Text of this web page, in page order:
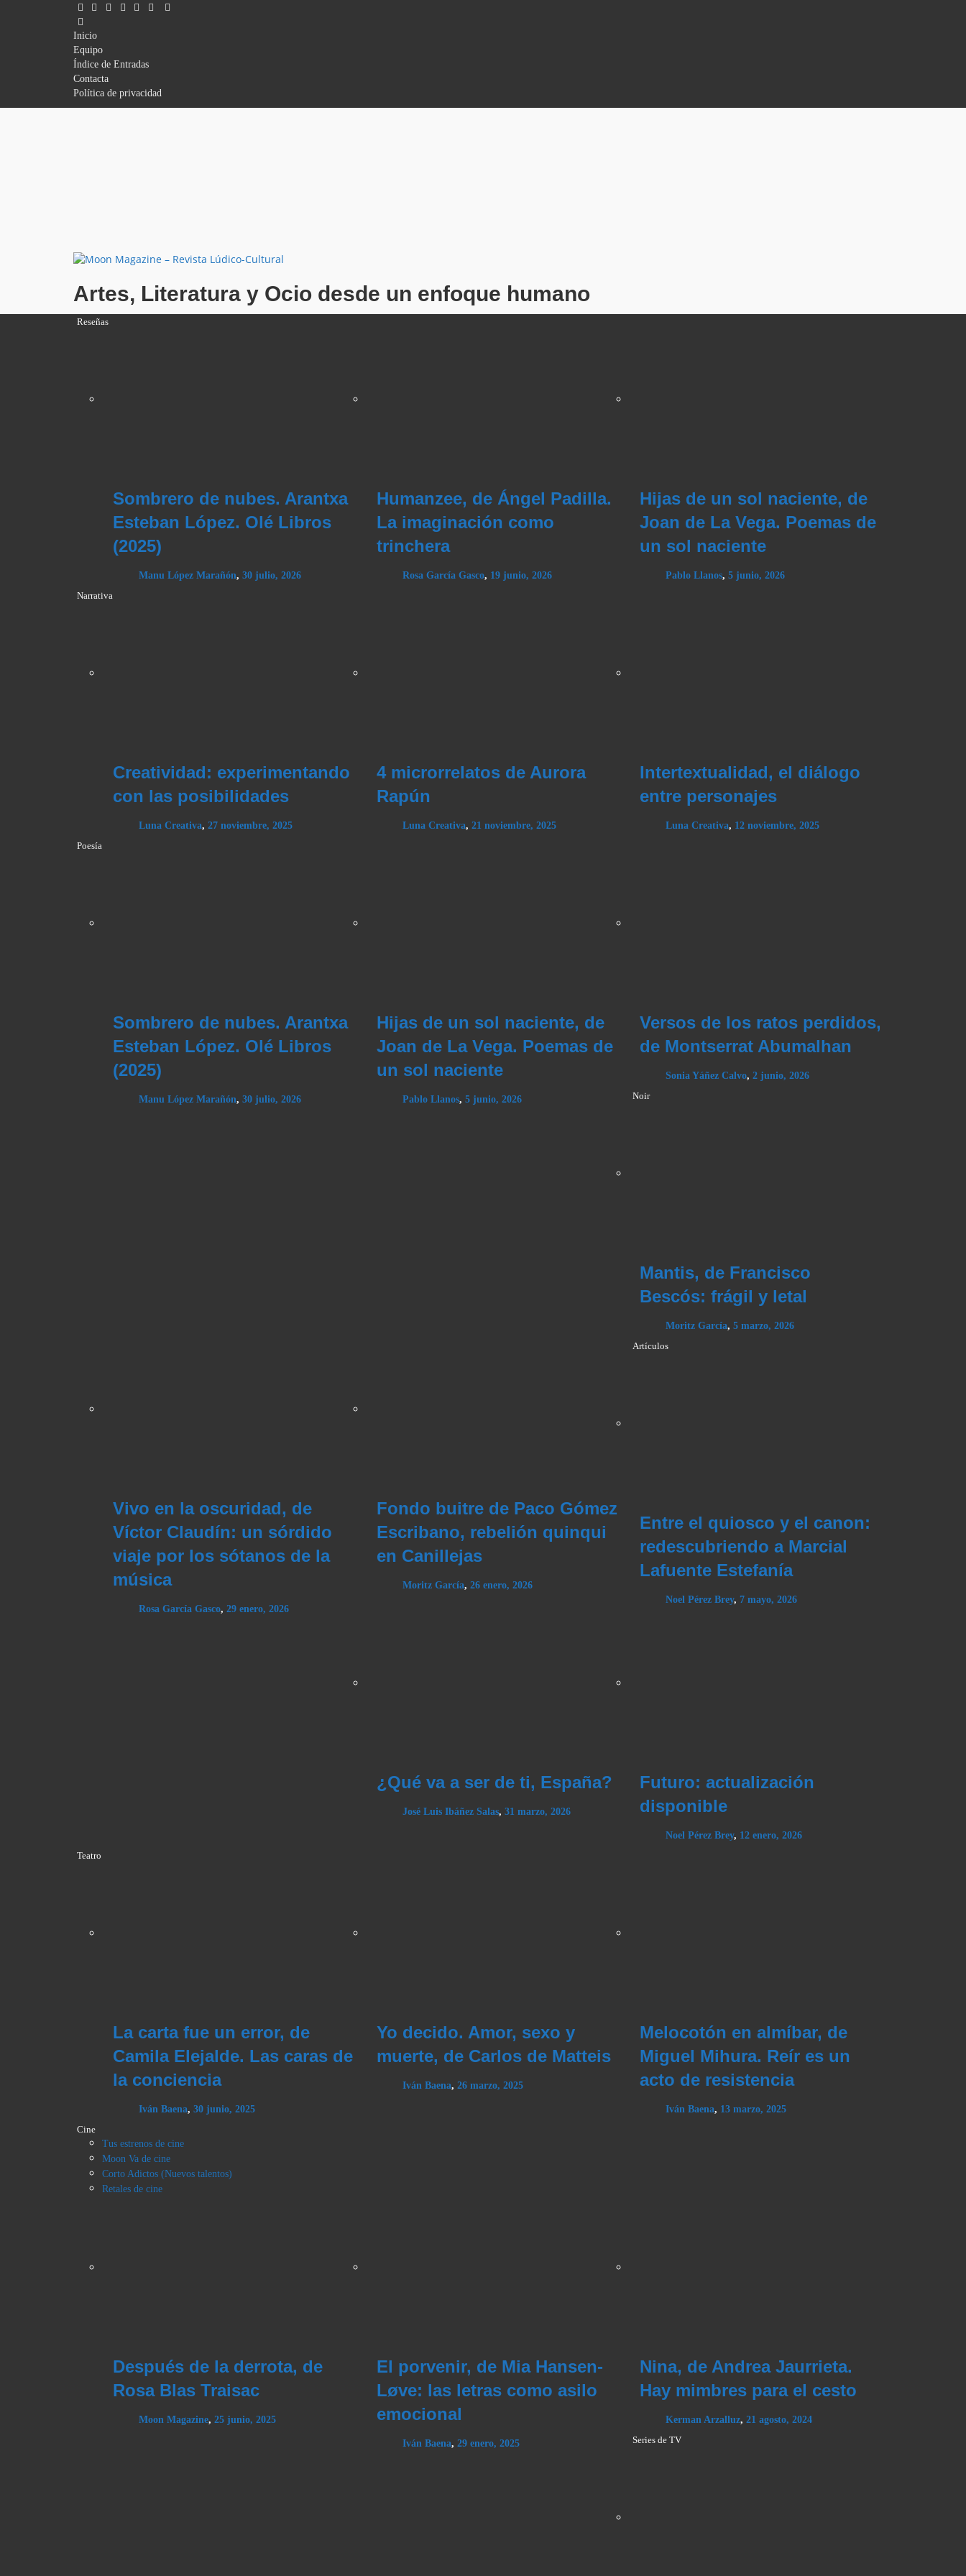
Inicio
Equipo
Índice de Entradas
Contacta
Política de privacidad
Artes, Literatura y Ocio desde un enfoque humano
Reseñas
Sombrero de nubes. Arantxa
Esteban López. Olé Libros
(2025)
Manu López Marañón, 30 julio, 2026
Humanzee, de Ángel Padilla.
La imaginación como
trinchera
Rosa García Gasco, 19 junio, 2026
Hijas de un sol naciente, de
Joan de La Vega. Poemas de
un sol naciente
Pablo Llanos, 5 junio, 2026
Narrativa
Creatividad: experimentando
con las posibilidades
Luna Creativa, 27 noviembre, 2025
4 microrrelatos de Aurora
Rapún
Luna Creativa, 21 noviembre, 2025
Intertextualidad, el diálogo
entre personajes
Luna Creativa, 12 noviembre, 2025
Poesía
Sombrero de nubes. Arantxa
Esteban López. Olé Libros
(2025)
Manu López Marañón, 30 julio, 2026
Hijas de un sol naciente, de
Joan de La Vega. Poemas de
un sol naciente
Pablo Llanos, 5 junio, 2026
Versos de los ratos perdidos,
de Montserrat Abumalhan
Sonia Yáñez Calvo, 2 junio, 2026
Noir
Mantis, de Francisco
Bescós: frágil y letal
Moritz García, 5 marzo, 2026
Vivo en la oscuridad, de
Víctor Claudín: un sórdido
viaje por los sótanos de la
música
Rosa García Gasco, 29 enero, 2026
Fondo buitre de Paco Gómez
Escribano, rebelión quinqui
en Canillejas
Moritz García, 26 enero, 2026
Artículos
Entre el quiosco y el canon:
redescubriendo a Marcial
Lafuente Estefanía
Noel Pérez Brey, 7 mayo, 2026
¿Qué va a ser de ti, España?
José Luis Ibáñez Salas, 31 marzo, 2026
Futuro: actualización
disponible
Noel Pérez Brey, 12 enero, 2026
Teatro
La carta fue un error, de
Camila Elejalde. Las caras de
la conciencia
Iván Baena, 30 junio, 2025
Yo decido. Amor, sexo y
muerte, de Carlos de Matteis
Iván Baena, 26 marzo, 2025
Melocotón en almíbar, de
Miguel Mihura. Reír es un
acto de resistencia
Iván Baena, 13 marzo, 2025
Cine
Tus estrenos de cine
Moon Va de cine
Corto Adictos (Nuevos talentos)
Retales de cine
Después de la derrota, de
Rosa Blas Traisac
Moon Magazine, 25 junio, 2025
El porvenir, de Mia Hansen-
Løve: las letras como asilo
emocional
Iván Baena, 29 enero, 2025
Nina, de Andrea Jaurrieta.
Hay mimbres para el cesto
Kerman Arzalluz, 21 agosto, 2024
Series de TV